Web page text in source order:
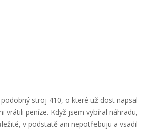
stroj 410, o které už dost napsal
vrátili peníze. Když jsem vybíral náhradu,
v podstatě ani nepotřebuju a vsadil